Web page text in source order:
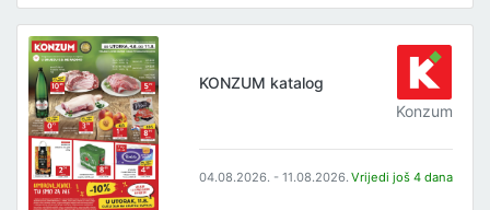
KONZUM katalog
Konzum
04.08.2026. - 11.08.2026. Vrijedi još 4 dana